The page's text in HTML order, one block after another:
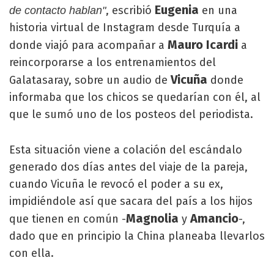
de contacto hablan", escribió Eugenia en una
historia virtual de Instagram desde Turquía a
donde viajó para acompañar a Mauro Icardi a
reincorporarse a los entrenamientos del
Galatasaray, sobre un audio deVicuña donde
informaba que los chicos se quedarían con él, al
que le sumó uno de los posteos del periodista.
Esta situación viene a colación del escándalo
generado dos días antes del viaje de la pareja,
cuando Vicuña le revocó el poder a su ex,
impidiéndole así que sacara del país a los hijos
que tienen en común -Magnolia yAmancio-,
dado que en principio la China planeaba llevarlos
con ella.